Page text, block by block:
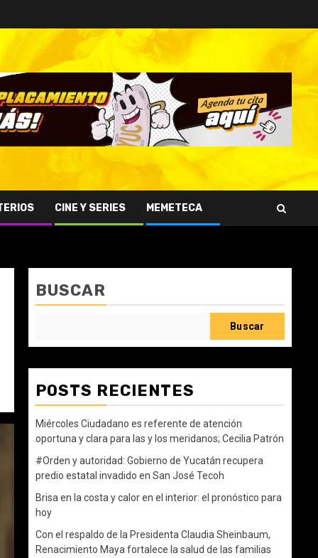
CINE Y SERIES MEMETECA
BUSCAR
Buscar
POSTS RECIENTES
Miércoles Ciudadano es referente de atención
oportuna y clara para las y los meridanos; Cecilia Patrón
#Orden y autoridad: Gobierno de Yucatán recupera
predio estatal invadido en San José Tecoh
Brisa en la costa y calor en el interior: el pronóstico para
hoy
Con el respaldo de la Presidenta Claudia Sheinbaum,
Renacimiento Maya fortalece la salud de las familias